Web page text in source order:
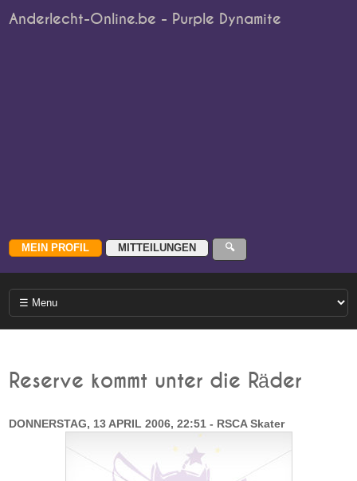
Anderlecht-Online.be - Purple Dynamite
Reserve kommt unter die Räder
DONNERSTAG, 13 APRIL 2006, 22:51 - RSCA Skater